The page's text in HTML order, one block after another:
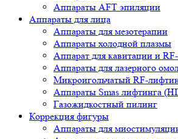
Аппараты AFT эпиляции
Аппараты для лица
Аппараты для мезотерапии
Аппараты холодной плазмы
Аппарат для кавитации и
Аппараты для лазерного
Микроигольчатый RF-
Аппараты Smas лифтинга
Газожидкостный пилинг
Коррекция фигуры
Аппараты для